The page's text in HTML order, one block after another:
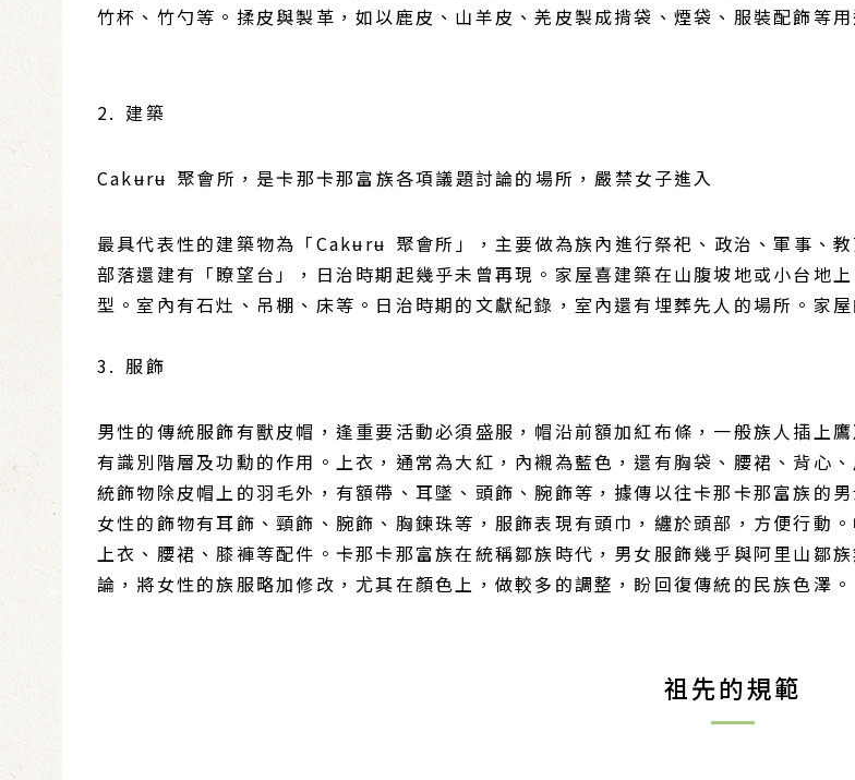
竹杯、竹勺等。揉皮與製革，如以鹿皮、山羊皮、羌皮製成揹袋、煙袋、服裝配飾等用
2. 建築
Cakʉrʉ 聚會所，是卡那卡那富族各項議題討論的場所，嚴禁女子進入
最具代表性的建築物為「Cakʉrʉ 聚會所」，主要做為族內進行祭祀、政治、軍事、
部落還建有「瞭望台」，日治時期起幾乎未曾再現。家屋喜建築在山腹坡地或小台地
型。室內有石灶、吊棚、床等。日治時期的文獻紀錄，室內還有埋葬先人的場所。家
3. 服飾
男性的傳統服飾有獸皮帽，逢重要活動必須盛服，帽沿前額加紅布條，一般族人插
有識別階層及功勳的作用。上衣，通常為大紅，內襯為藍色，還有胸袋、腰裙、背心
統飾物除皮帽上的羽毛外，有額帶、耳墜、頭飾、腕飾等，據傳以往卡那卡那富族的
女性的飾物有耳飾、頸飾、腕飾、胸鍊珠等，服飾表現有頭巾，纏於頭部，方便行動
上衣、腰裙、膝褲等配件。卡那卡那富族在統稱鄒族時代，男女服飾幾乎與阿里山鄒
論，將女性的族服略加修改，尤其在顏色上，做較多的調整，盼回復傳統的民族色澤。
祖先的規範